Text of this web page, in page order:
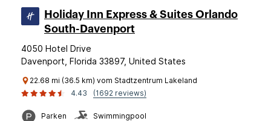
Holiday Inn Express & Suites Orlando
South-Davenport
4050 Hotel Drive
Davenport, Florida 33897, United States
22.68 mi (36.5 km) vom Stadtzentrum Lakeland
4.43
(1692 reviews)
Parken Swimmingpool